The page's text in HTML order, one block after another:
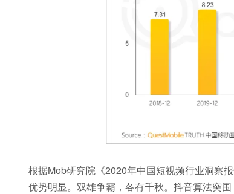
根据Mob研究院《2020年中国短视频行业洞察
优势明显。双雄争霸，各有千秋。抖音算法突围